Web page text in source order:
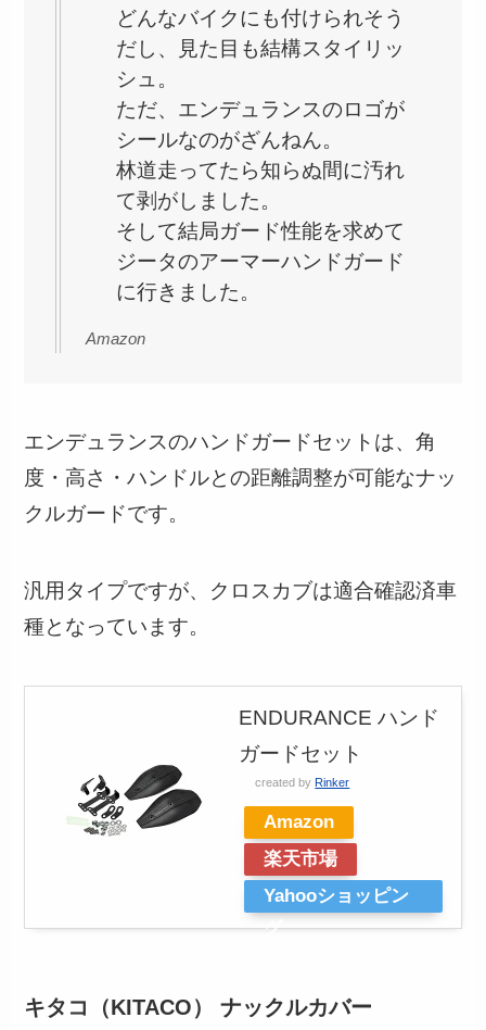
どんなバイクにも付けられそう
だし、見た目も結構スタイリッ
シュ。
ただ、エンデュランスのロゴが
シールなのがざんねん。
林道走ってたら知らぬ間に汚れ
て剥がしました。
そして結局ガード性能を求めて
ジータのアーマーハンドガード
に行きました。
Amazon
エンデュランスのハンドガードセットは、角
度・高さ・ハンドルとの距離調整が可能なナッ
クルガードです。
汎用タイプですが、クロスカブは適合確認済車
種となっています。
ENDURANCE ハンド
ガードセット
created by Rinker
Amazon
楽天市場
Yahooショッピン
グ
キタコ（KITACO） ナックルカバー